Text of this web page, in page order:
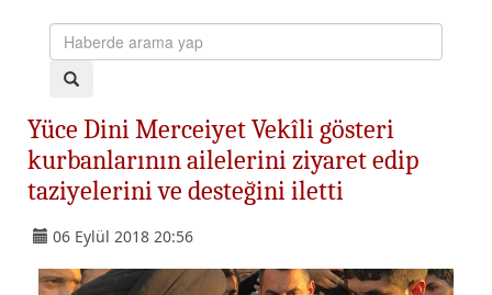
Yüce Dini Merceiyet Vekîli gösteri
kurbanlarının ailelerini ziyaret edip
taziyelerini ve desteğini iletti
06 Eylül 2018 20:56